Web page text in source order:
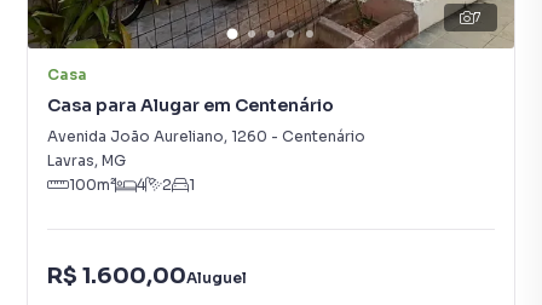
7
Casa
Casa para Alugar em Centenário
Avenida João Aureliano, 1260 - Centenário
Lavras, MG
100m² 4 2 1
R$ 1.600,00Aluguel